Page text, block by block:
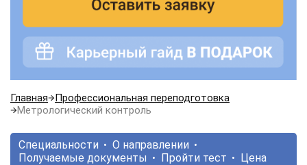
Главная
Профессиональная переподготовка
Метрологический контроль
Специальности
О направлении
Получаемые документы
Пройти тест Цена